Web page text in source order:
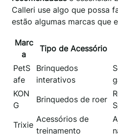
Calleri use algo que possa
estão algumas marcas que
Marc
a
Tipo de Acessório
PetS
afe
Brinquedos
interativos
KON
G
Brinquedos de roer
Trixie
Acessórios de
treinamento